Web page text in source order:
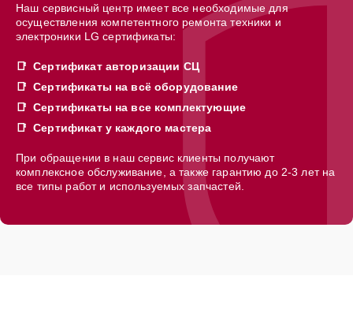
Наш сервисный центр имеет все необходимые для
осуществления компетентного ремонта техники и
электроники LG сертификаты:
Сертификат авторизации СЦ
Сертификаты на всё оборудование
Сертификаты на все комплектующие
Сертификат у каждого мастера
При обращении в наш сервис клиенты получают
комплексное обслуживание, а также гарантию до 2-3 лет на
все типы работ и используемых запчастей.